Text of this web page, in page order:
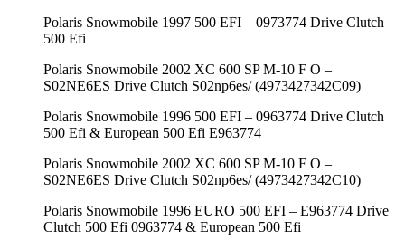
Polaris Snowmobile 1997 500 EFI – 0973774 Drive Clutch
500 Efi
Polaris Snowmobile 2002 XC 600 SP M-10 F O –
S02NE6ES Drive Clutch S02np6es/ (4973427342C09)
Polaris Snowmobile 1996 500 EFI – 0963774 Drive Clutch
500 Efi & European 500 Efi E963774
Polaris Snowmobile 2002 XC 600 SP M-10 F O –
S02NE6ES Drive Clutch S02np6es/ (4973427342C10)
Polaris Snowmobile 1996 EURO 500 EFI – E963774 Drive
Clutch 500 Efi 0963774 & European 500 Efi